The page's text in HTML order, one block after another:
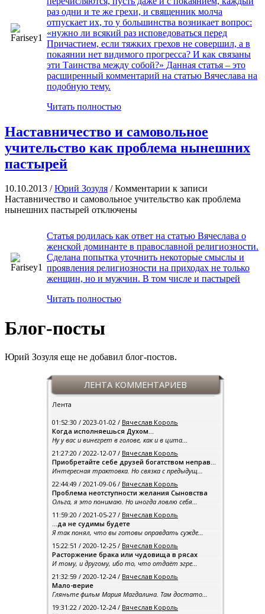
раз одни и те же грехи, и священник молча
отпускает их, то у большинства возникает вопрос:
«нужно ли всякий раз исповедоваться перед
Причастием, если тяжких грехов не совершил, а в
покаянии нет видимого прогресса? И как связаны
эти Таинства между собой?» Данная статья – это
расширенный комментарий на статью Вячеслава на
подобную тему.
Читать полностью
Наставничество и самовольное
учительство как проблема нынешних
пастырей
10.10.2013 /Юрий Зозуля /Комментарии к записи
Наставничество и самовольное учительство как проблема
нынешних пастырей отключены
Статья родилась как ответ на статью Вячеслава о
женской доминанте в православной религиозности.
Сделана попытка уточнить некоторые смыслы и
проявления религиозности на приходах не только
женщин, но и мужчин. В том числе и пастырей
Читать полностью
Блог-посты
Юрий Зозуля еще не добавил блог-постов.
ЛЕНТА КОММЕНТАРИЕВ
Лента
01:52:30 / 2023-01-02 / Вячеслав Король
Когда исполняешься Духом…
Ну у вас и винегрет в голове, как и в цита...
21:27:20 / 2022-12-07 / Вячеслав Король
Приобретайте себе друзей богатством неправ...
Интересная трактовка. Но связка с предыдущ...
22:44:49 / 2021-09-06 / Вячеслав Король
Проблема неотступности желания Сыновства
Ольга, я это понимаю. Но иногда ловлю себя...
11:59:20 / 2021-05-27 / Вячеслав Король
…да не судимы будете
Я так понял, что вы готовы оправдать сужде...
15:22:51 / 2020-12-25 / Вячеслав Король
Расторжение брака или чудовища в рясах
И тому, и другому, ибо то, что отдаёт эгре...
21:32:59 / 2020-12-24 / Вячеслав Король
Мало-верие
Гляньте фильм Мария Магдалина. Там достато...
19:31:22 / 2020-12-24 / Вячеслав Король